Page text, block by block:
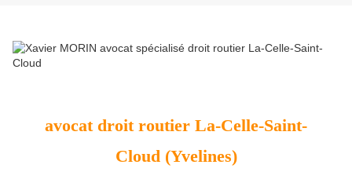
avocat droit routier La-Celle-Saint-
Cloud (Yvelines)